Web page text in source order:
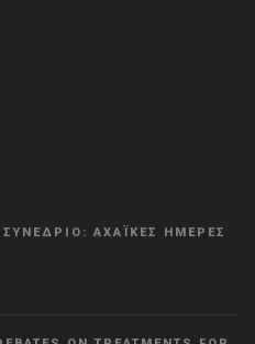
ΑΧΑΪΚΈΣ ΗΜΈΡΕΣ